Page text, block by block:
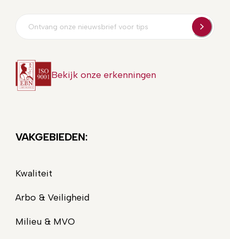
Bekijk onze erkenningen
VAKGEBIEDEN:
Kwaliteit
Arbo & Veiligheid
Milieu & MVO